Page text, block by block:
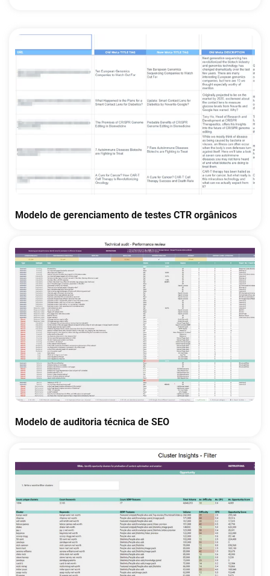
Modelo de gerenciamento de testes CTR orgânicos
Modelo de auditoria técnica de SEO